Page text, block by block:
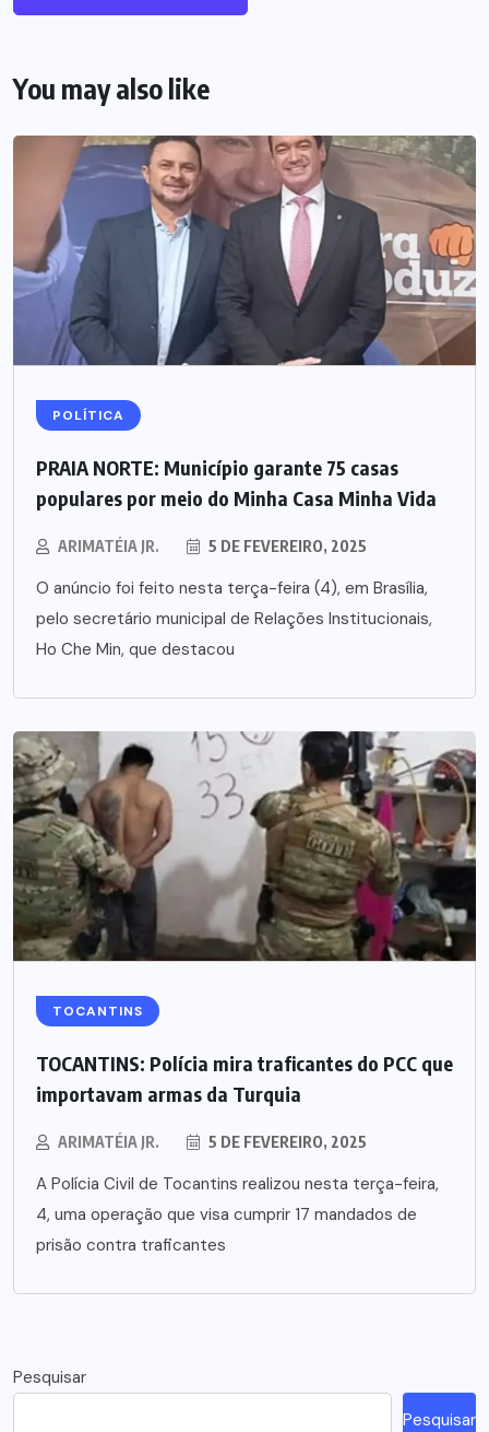
You may also like
POLÍTICA
PRAIA NORTE: Município garante 75 casas
populares por meio do Minha Casa Minha Vida
ARIMATÉIA JR. 5 DE FEVEREIRO, 2025
O anúncio foi feito nesta terça-feira (4), em Brasília,
pelo secretário municipal de Relações Institucionais,
Ho Che Min, que destacou
TOCANTINS
TOCANTINS: Polícia mira traficantes do PCC que
importavam armas da Turquia
ARIMATÉIA JR. 5 DE FEVEREIRO, 2025
A Polícia Civil de Tocantins realizou nesta terça-feira,
4, uma operação que visa cumprir 17 mandados de
prisão contra traficantes
Pesquisar
Pesquisar